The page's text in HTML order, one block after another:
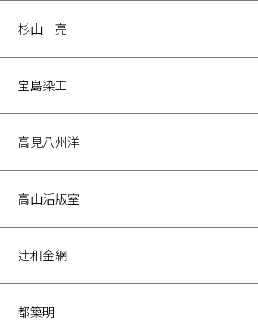
杉山 亮
宝島染工
高見八州洋
高山活版室
辻和金網
都築明